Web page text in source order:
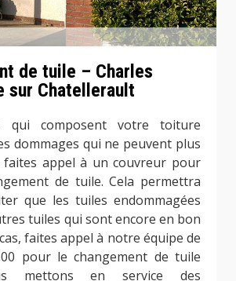
de tuile – Charles
sur Chatellerault
qui composent votre toiture
dommages qui ne peuvent plus
appel à un couvreur pour
de tuile. Cela permettra
que les tuiles endommagées
tuiles qui sont encore en bon
faites appel à notre équipe de
pour le changement de tuile
mettons en service des